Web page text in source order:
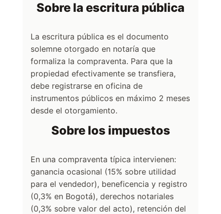
Sobre la escritura pública
La escritura pública es el documento
solemne otorgado en notaría que
formaliza la compraventa. Para que la
propiedad efectivamente se transfiera,
debe registrarse en oficina de
instrumentos públicos en máximo 2 meses
desde el otorgamiento.
Sobre los impuestos
En una compraventa típica intervienen:
ganancia ocasional (15% sobre utilidad
para el vendedor), beneficencia y registro
(0,3% en Bogotá), derechos notariales
(0,3% sobre valor del acto), retención del